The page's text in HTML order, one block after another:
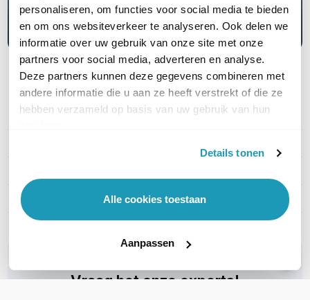
personaliseren, om functies voor social media te bieden
en om ons websiteverkeer te analyseren. Ook delen we
informatie over uw gebruik van onze site met onze
partners voor social media, adverteren en analyse.
Deze partners kunnen deze gegevens combineren met
andere informatie die u aan ze heeft verstrekt of die ze
hebben verzameld op basis van uw gebruik van hun
Details tonen
Alle cookies toestaan
Aanpassen
Lees hier meer
EAN 0810177164364
Vraag het onze experts!